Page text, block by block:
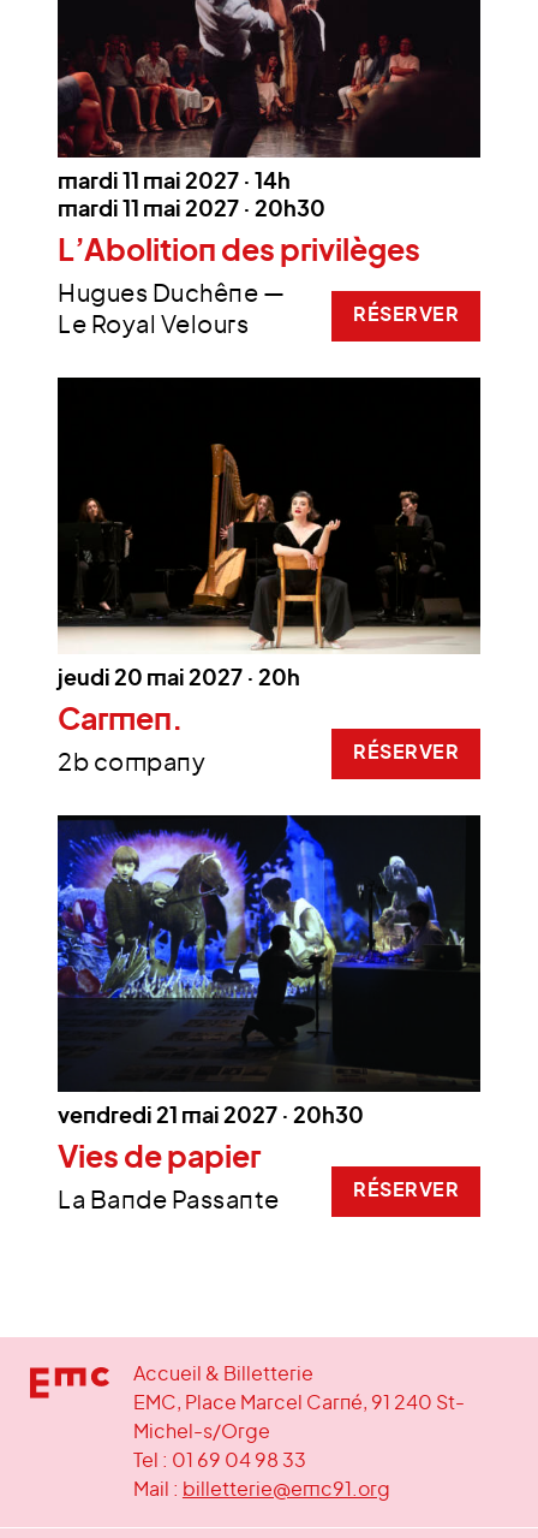
mardi 11 mai 2027 · 14h
mardi 11 mai 2027 · 20h30
L’Abolition des privilèges
Hugues Duchêne —
Le Royal Velours
RÉSERVER
jeudi 20 mai 2027 · 20h
Carmen.
2b company RÉSERVER
vendredi 21 mai 2027 · 20h30
Vies de papier
La Bande Passante RÉSERVER
Accueil & Billetterie
EMC, Place Marcel Carné, 91 240 St-
Michel-s/Orge
Tel : 01 69 04 98 33
Mail : billetterie@emc91.org